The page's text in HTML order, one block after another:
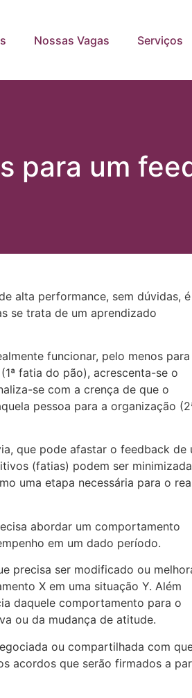
Nossas Vagas Serviços
para um
alta performance, sem dúvidas,
se trata de um aprendizado
funcionar, pelo menos
fatia do pão), acrescenta-se o
se com a crença de que o
pessoa para a organização
que pode afastar o feedback de
(fatias) podem ser
uma etapa necessária para o
abordar um comportamento
em um dado período.
precisa ser modificado ou
X em uma situação Y. Além
daquele comportamento para o
ou da mudança de atitude.
ou compartilhada com
acordos que serão firmados a